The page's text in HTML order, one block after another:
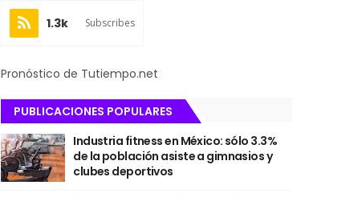
1.3k Subscribes
Pronóstico de Tutiempo.net
PUBLICACIONES POPULARES
Industria fitness en México: sólo 3.3%
de la población asiste a gimnasios y
clubes deportivos